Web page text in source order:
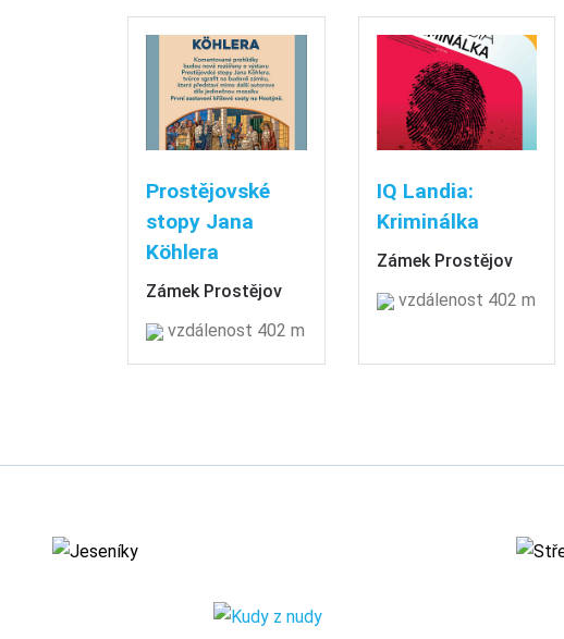
Prostějovské
stopy Jana
Köhlera
Zámek Prostějov
vzdálenost 402 m
IQ Landia:
Kriminálka
Zámek Prostějov
vzdálenost 402 m